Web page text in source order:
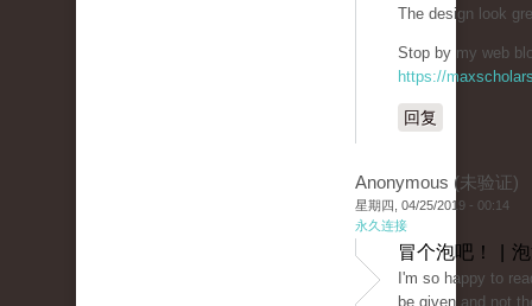
The design look
Stop by my web
https://
回复
Anonymous (未验证)
星期四, 04/25/2019 - 00:14
永久连接
冒个泡吧！ |
I'm so happy to
be given and not